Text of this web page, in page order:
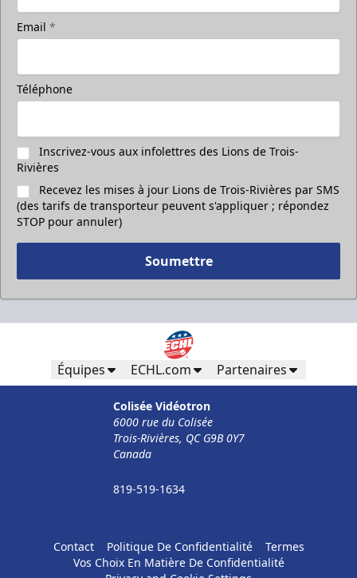
Appel (819) 519-1634
Pour Moins De 50 Employés
Formules d'entreprises Info
Appel (819) 519-1634
Contacter la vente de billets
Email *
Téléphone
Inscrivez-vous aux infolettres des Lions de Trois-
Rivières
Recevez les mises à jour Lions de Trois-Rivières par SMS
(des tarifs de transporteur peuvent s'appliquer ; répondez
STOP pour annuler)
Soumettre
Équipes ECHL.com Partenaires
Colisée Vidéotron
6000 rue du Colisée
Trois-Rivières, QC G9B 0Y7
Canada
819-519-1634
Contact Politique De Confidentialité
Termes
Vos Choix En Matière De Confidentialité